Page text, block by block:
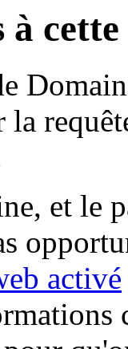
à
la
et le
activé